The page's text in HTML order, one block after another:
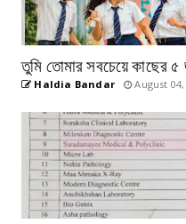
তুমি তোমার সবচেয়ে
Haldia Bandar August 04,